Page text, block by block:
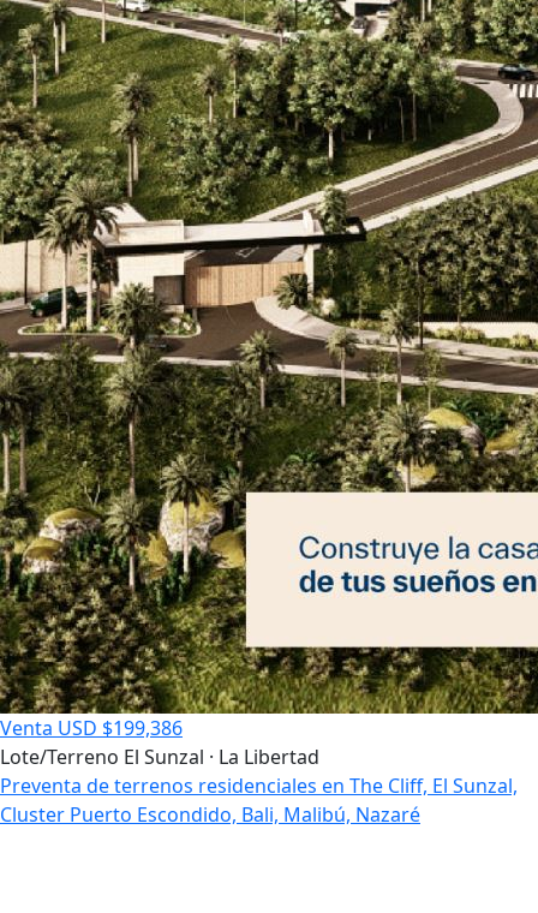
Venta USD $199,386
Lote/Terreno El Sunzal · La Libertad
Preventa de terrenos residenciales en The Cliff, El Sunzal,
Cluster Puerto Escondido, Bali, Malibú, Nazaré